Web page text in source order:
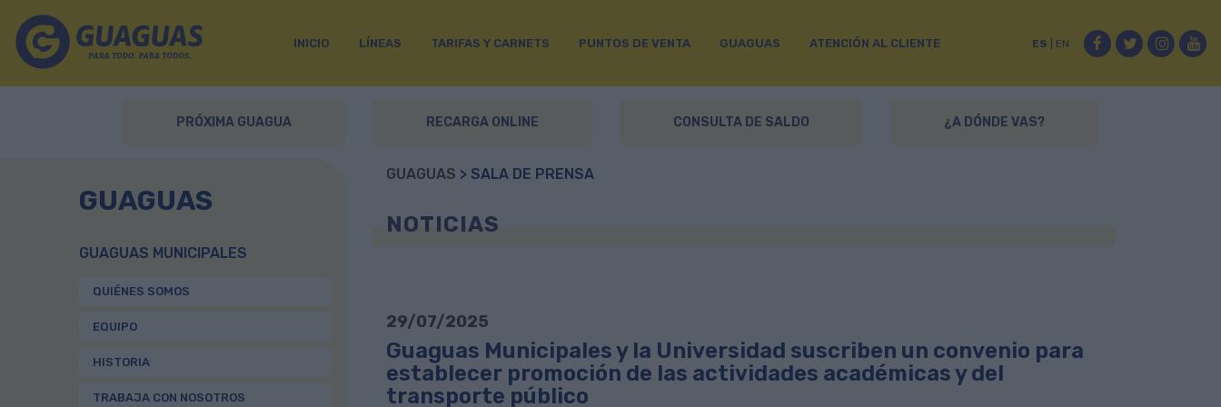
INICIO LÍNEAS TARIFAS Y CARNETS PUNTOS DE VENTA GUAGUAS ATENCIÓN AL CLIENTE Facebook
Twitter
ES EN
PRÓXIMA GUAGUA RECARGA ONLINE CONSULTA DE SALDO ¿A DÓNDE VAS?
GUAGUAS
GUAGUAS MUNICIPALES
QUIÉNES SOMOS
EQUIPO
HISTORIA
TRABAJA CON NOSOTROS
GUAGUAS > SALA DE PRENSA
NOTICIAS
29/07/2025
Guaguas Municipales y la Universidad suscriben un convenio para
establecer promoción de las actividades académicas y del
transporte público